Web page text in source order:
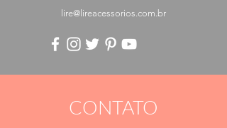
lire@lireacessorios.com.br
CONTATO